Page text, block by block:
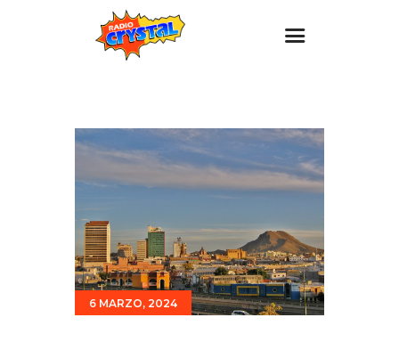
Estaciones
Promociones
Noticias
Para ti
Contacto
6 MARZO, 2024